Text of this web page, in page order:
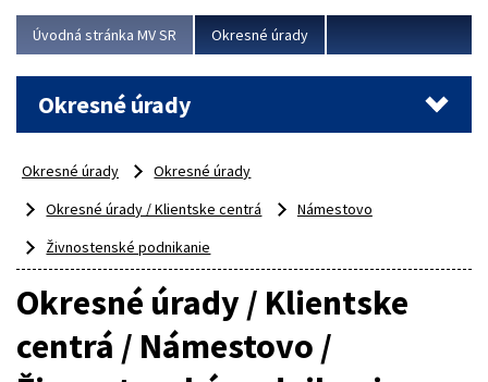
Viac
Úvodná stránka MV SR Okresné úrady
Okresné úrady
Okresné úrady
Okresné úrady
Okresné úrady / Klientske centrá
Námestovo
Živnostenské podnikanie
Okresné úrady / Klientske
centrá / Námestovo /